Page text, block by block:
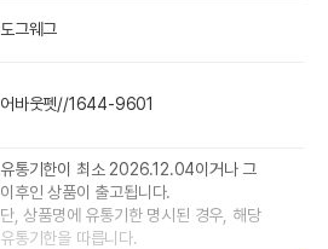
도그웨그
어바웃펫//1644-9601
유통기한이 최소 2026.12.04이거나 그
이후인 상품이 출고됩니다.
단, 상품명에 유통기한 명시된 경우, 해당
유통기한을 따릅니다.